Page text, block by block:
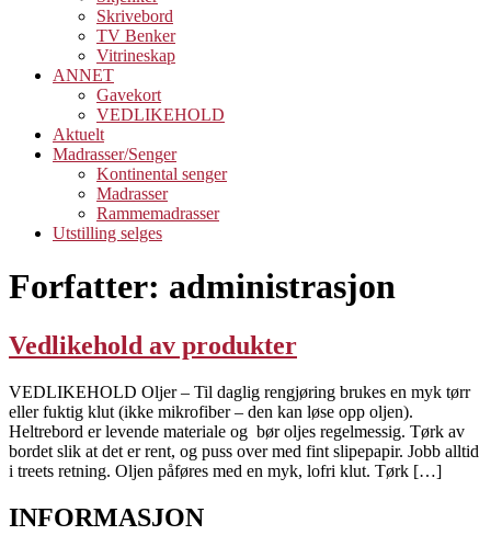
Skrivebord
TV Benker
Vitrineskap
ANNET
Gavekort
VEDLIKEHOLD
Aktuelt
Madrasser/Senger
Kontinental senger
Madrasser
Rammemadrasser
Utstilling selges
Forfatter: administrasjon
Vedlikehold av produkter
VEDLIKEHOLD Oljer – Til daglig rengjøring brukes en myk tørr
eller fuktig klut (ikke mikrofiber – den kan løse opp oljen).
Heltrebord er levende materiale og bør oljes regelmessig. Tørk av
bordet slik at det er rent, og puss over med fint slipepapir. Jobb alltid
i treets retning. Oljen påføres med en myk, lofri klut. Tørk […]
INFORMASJON